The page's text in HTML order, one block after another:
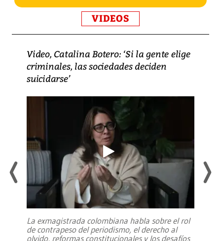
VIDEOS
Video, Catalina Botero: ‘Si la gente elige
criminales, las sociedades deciden
suicidarse’
La exmagistrada colombiana habla sobre el rol
de contrapeso del periodismo, el derecho al
olvido, reformas constitucionales y los desafíos